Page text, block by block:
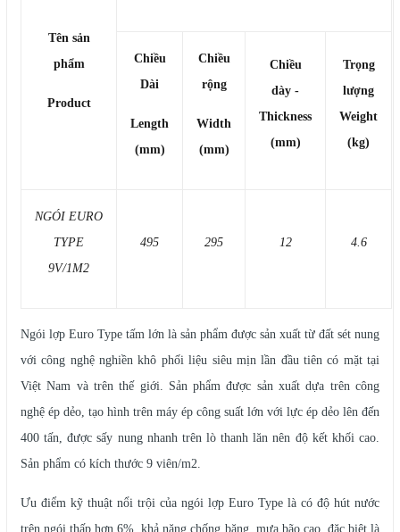
Tên sản
phẩm
Product
Chiều
Dài
Length
(mm)
Chiều
rộng
Width
(mm)
Chiều
dày -
Thickness
(mm)
Trọng
lượng
Weight
(kg)
NGÓI EURO
TYPE
9V/1M2
495 295 12 4.6
Ngói lợp Euro Type tấm lớn là sản phẩm được sản xuất từ đất sét nung
với công nghệ nghiền khô phối liệu siêu mịn lần đầu tiên có mặt tại
Việt Nam và trên thế giới. Sản phẩm được sản xuất dựa trên công
nghệ ép dẻo, tạo hình trên máy ép công suất lớn với lực ép dẻo lên đến
400 tấn, được sấy nung nhanh trên lò thanh lăn nên độ kết khối cao.
Sản phẩm có kích thước 9 viên/m2.
Ưu điểm kỹ thuật nổi trội của ngói lợp Euro Type là có độ hút nước
trên ngói thấp hơn 6%, khả năng chống băng, mưa bão cao, đặc biệt là